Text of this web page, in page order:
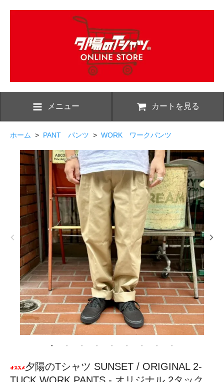
メニュー カートを見る
ホーム > PANT パンツ > WORK ワークパンツ
夕陽のTシャツ SUNSET / ORIGINAL 2-